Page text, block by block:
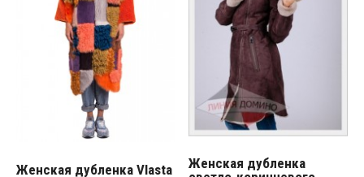
Женская дубленка Vlasta
Женская дубленка